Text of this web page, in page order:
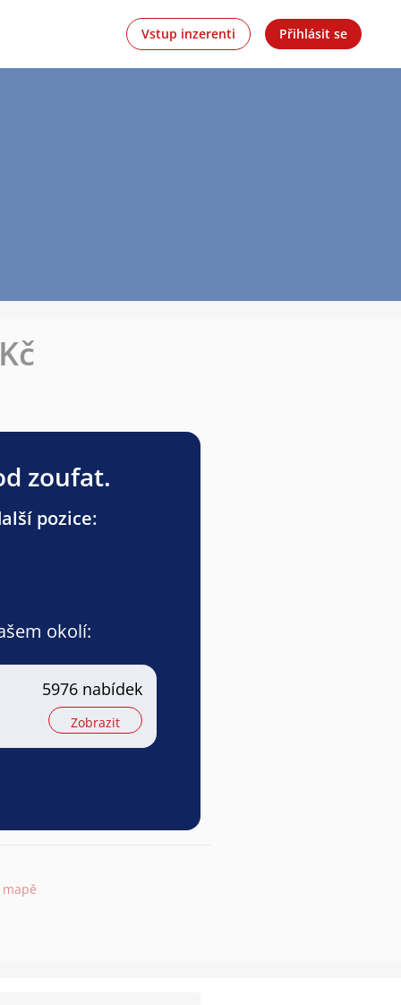
Vstup inzerenti Přihlásit se
zoufat.
pozice:
okolí:
5976 nabídek
Zobrazit